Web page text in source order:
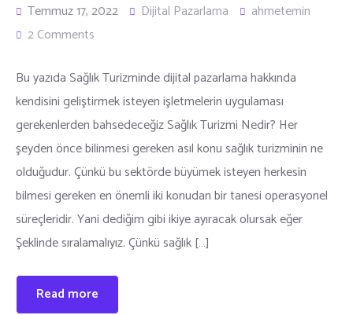
Temmuz 17, 2022 Dijital Pazarlama
ahmetemin
2 Comments
Bu yazıda Sağlık Turizminde dijital pazarlama hakkında
kendisini geliştirmek isteyen işletmelerin uygulaması
gerekenlerden bahsedeceğiz Sağlık Turizmi Nedir? Her
şeyden önce bilinmesi gereken asıl konu sağlık turizminin ne
olduğudur. Çünkü bu sektörde büyümek isteyen herkesin
bilmesi gereken en önemli iki konudan bir tanesi operasyonel
süreçleridir. Yani dediğim gibi ikiye ayıracak olursak eğer
Şeklinde sıralamalıyız. Çünkü sağlık […]
Read more